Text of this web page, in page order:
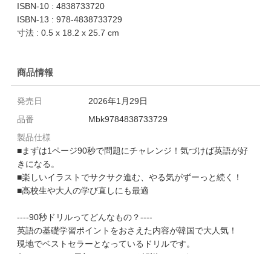
ISBN-10 : 4838733720
ISBN-13 : 978-4838733729
寸法 : 0.5 x 18.2 x 25.7 cm
商品情報
発売日
2026年1月29日
品番
Mbk9784838733729
製品仕様
■まずは1ページ90秒で問題にチャレンジ！気づけば英語が好
きになる。
■楽しいイラストでサクサク進む、やる気がずーっと続く！
■高校生や大人の学び直しにも最適
----90秒ドリルってどんなもの？----
英語の基礎学習ポイントをおさえた内容が韓国で大人気！
現地でベストセラーとなっているドリルです。